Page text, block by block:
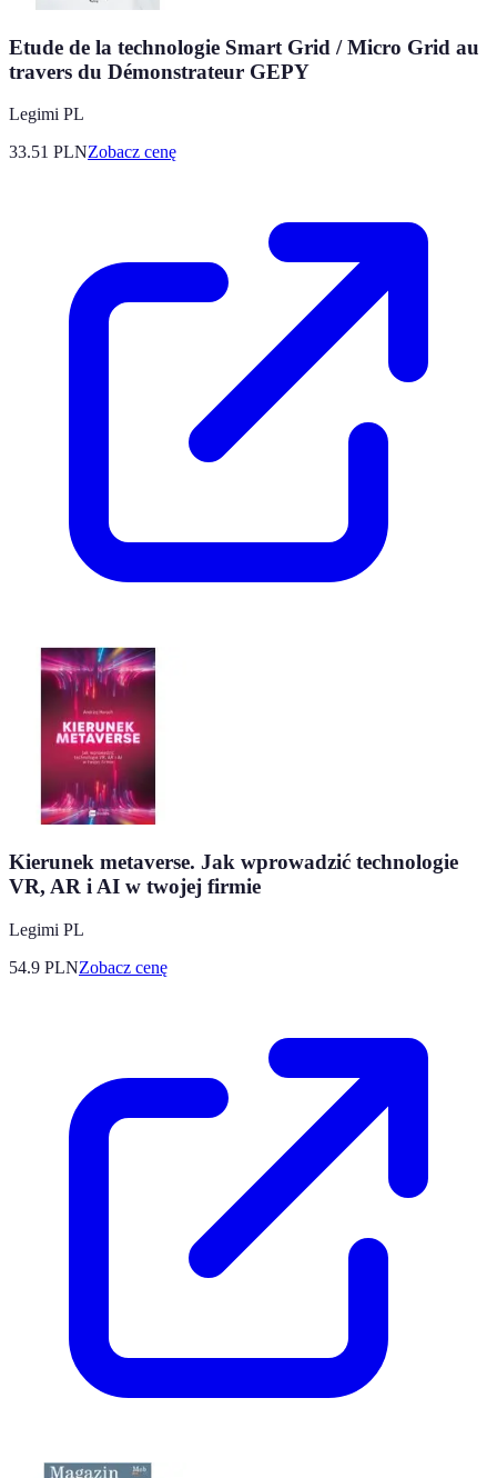
Etude de la technologie Smart Grid / Micro Grid au
travers du Démonstrateur GEPY
Legimi PL
33.51 PLNZobacz cenę
Kierunek metaverse. Jak wprowadzić technologie
VR, AR i AI w twojej firmie
Legimi PL
54.9 PLNZobacz cenę